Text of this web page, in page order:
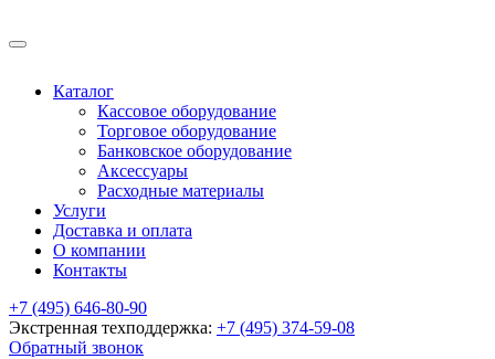
Каталог
Кассовое оборудование
Торговое оборудование
Банковское оборудование
Аксессуары
Расходные материалы
Услуги
Доставка и оплата
О компании
Контакты
+7 (495) 646-80-90
Экстренная техподдержка: +7 (495) 374-59-08
Обратный звонок